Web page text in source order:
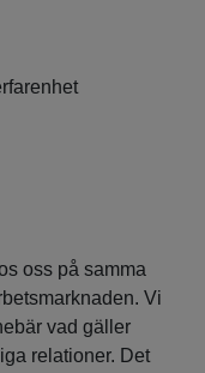
oss på samma
Vi
vad gäller
relationer. Det